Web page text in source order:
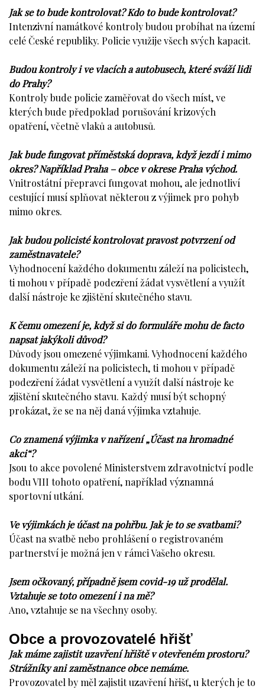
Jak se to bude kontrolovat? Kdo to bude kontrolovat?
Intenzivní namátkové kontroly budou probíhat na území
celé České republiky. Policie využije všech svých kapacit.
Budou kontroly i ve vlacích a autobusech, které sváží lidi
do Prahy?
Kontroly bude policie zaměřovat do všech míst, ve
kterých bude předpoklad porušování krizových
opatření, včetně vlaků a autobusů.
Jak bude fungovat příměstská doprava, když jezdí i mimo
okres? Například Praha – obce v okrese Praha východ.
Vnitrostátní přepravci fungovat mohou, ale jednotliví
cestující musí splňovat některou z výjimek pro pohyb
mimo okres.
Jak budou policisté kontrolovat pravost potvrzení od
zaměstnavatele?
Vyhodnocení každého dokumentu záleží na policistech,
ti mohou v případě podezření žádat vysvětlení a využít
další nástroje ke zjištění skutečného stavu.
K čemu omezení je, když si do formuláře mohu de facto
napsat jakýkoli důvod?
Důvody jsou omezené výjimkami. Vyhodnocení každého
dokumentu záleží na policistech, ti mohou v případě
podezření žádat vysvětlení a využít další nástroje ke
zjištění skutečného stavu. Každý musí být schopný
prokázat, že se na něj daná výjimka vztahuje.
Co znamená výjimka v nařízení „Účast na hromadné
akci“?
Jsou to akce povolené Ministerstvem zdravotnictví podle
bodu VIII tohoto opatření, například významná
sportovní utkání.
Ve výjimkách je účast na pohřbu. Jak je to se svatbami?
Účast na svatbě nebo prohlášení o registrovaném
partnerství je možná jen v rámci Vašeho okresu.
Jsem očkovaný, případně jsem covid-19 už prodělal.
Vztahuje se toto omezení i na mě?
Ano, vztahuje se na všechny osoby.
Obce a provozovatelé hřišť
Jak máme zajistit uzavření hřiště v otevřeném prostoru?
Strážníky ani zaměstnance obce nemáme.
Provozovatel by měl zajistit uzavření hřišť, u kterých je to